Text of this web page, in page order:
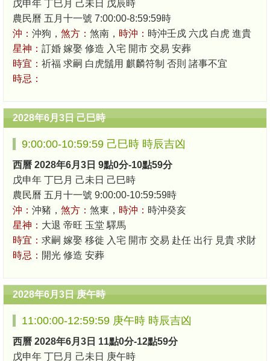
戊申年 丁巳月 己未日 戊辰時
農民曆 五月十一號 7:00:00-8:59:59時
沖： 沖狗， 煞方： 煞南， 時沖： 時沖壬戍 六戊 白虎 進貴
星神： 訂婚 嫁娶 修造 入宅 開市 交易 安葬
時宜： 祈福 求嗣 白虎鬚用 麒麟符制 否則 諸事不宜
時忌：
2028年6月3日 己巳時
9:00:00-10:59:59 己巳時 時辰吉凶
西曆 2028年6月3日 9點0分-10點59分
戊申年 丁巳月 己未日 己巳時
農民曆 五月十一號 9:00:00-10:59:59時
沖： 沖豬， 煞方： 煞東， 時沖： 時沖癸亥
星神： 大退 帝旺 玉堂 驛馬
時宜： 求嗣 嫁娶 移徙 入宅 開市 交易 赴任 出行 見貴 求財
時忌： 開光 修造 安葬
2028年6月3日 庚午時
11:00:00-12:59:59 庚午時 時辰吉凶
西曆 2028年6月3日 11點0分-12點59分
戊申年 丁巳月 己未日 庚午時